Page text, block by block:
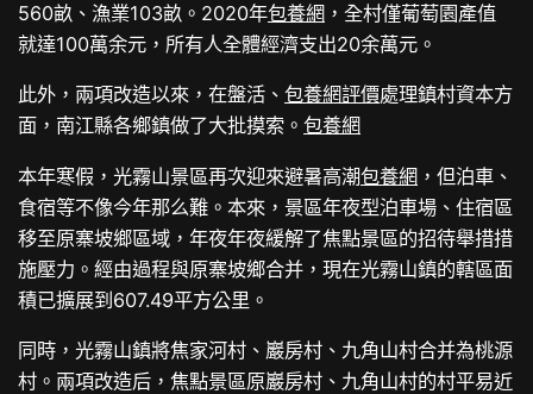
560畝、漁業103畝。2020年包養網 ，全村僅葡萄園產值
就達100萬余元，所有人全體經濟支出20余萬元。
此外，兩項改造以來，在盤活、包養網評價處理鎮村資本方
面，南江縣各鄉鎮做了大批摸索。包養網
本年寒假，光霧山景區再次迎來避暑高潮包養網 ，但泊車、
食宿等不像今年那么難。本來，景區年夜型泊車場、住宿區
移至原寨坡鄉區域，年夜年夜緩解了焦點景區的招待舉措措
施壓力。經由過程與原寨坡鄉合并，現在光霧山鎮的轄區面
積已擴展到607.49平方公里。
同時，光霧山鎮將焦家河村、巖房村、九角山村合并為桃源
村。兩項改造后，焦點景區原巖房村、九角山村的村平易近